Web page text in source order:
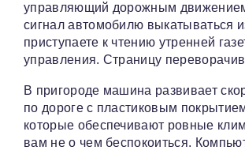
управляющий дорожным движением,
сигнал автомобилю выкатываться
приступаете к чтению утренней
управления. Страницу
В пригороде машина развивает
по дороге с пластиковым
которые обеспечивают ровные
вам не о чем беспокоиться.